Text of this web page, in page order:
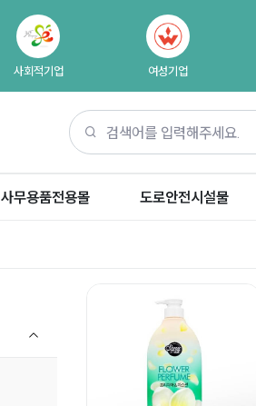
사회적기업 여성기업
사무용품전용몰 도로안전시설물